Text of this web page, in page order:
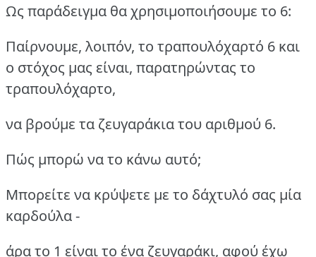
Ως παράδειγμα θα χρησιμοποιήσουμε το 6:
Παίρνουμε, λοιπόν, το τραπουλόχαρτό 6 και
ο στόχος μας είναι, παρατηρώντας το
τραπουλόχαρτο,
να βρούμε τα ζευγαράκια του αριθμού 6.
Πώς μπορώ να το κάνω αυτό;
Μπορείτε να κρύψετε με το δάχτυλό σας μία
καρδούλα -
άρα το 1 είναι το ένα ζευγαράκι, αφού έχω